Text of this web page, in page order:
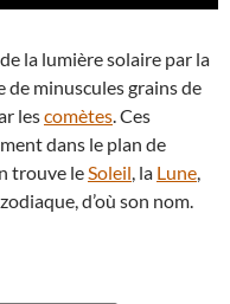
la lumière solaire par la
minuscules grains de
lescomètes . Ces
dans le plan de
trouve le Soleil , la Lune
d’où son nom.
lumière zodiacale dans le